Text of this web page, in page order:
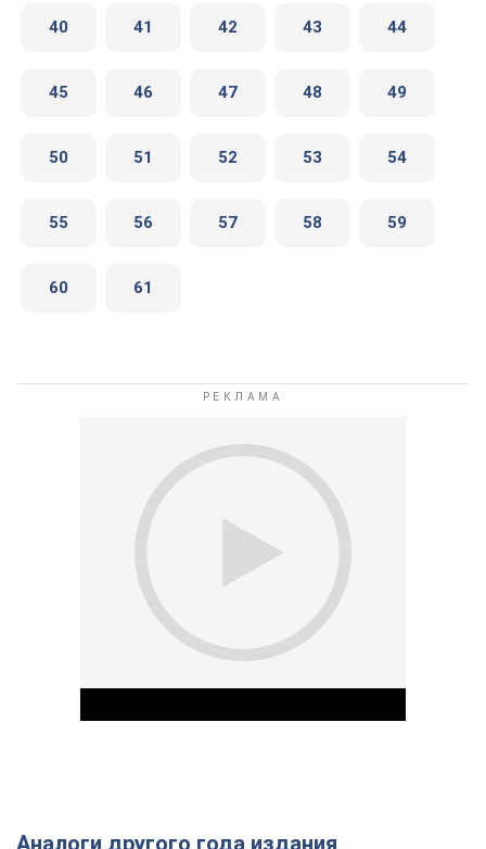
40 41 42 43 44
45 46 47 48 49
50 51 52 53 54
55 56 57 58 59
60 61
Аналоги другого года издания